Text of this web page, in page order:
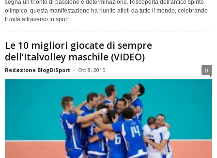
segna un trionfo di passione e determinazione. Riscoperta dell'antico spirito
olimpico, questa manifestazione ha riunito atleti da tutto il mondo, celebrando
l'unità attraverso lo sport.
Le 10 migliori giocate di sempre
dell’Italvolley maschile (VIDEO)
Redazione BlogDiSport - Ott 8, 2015 0